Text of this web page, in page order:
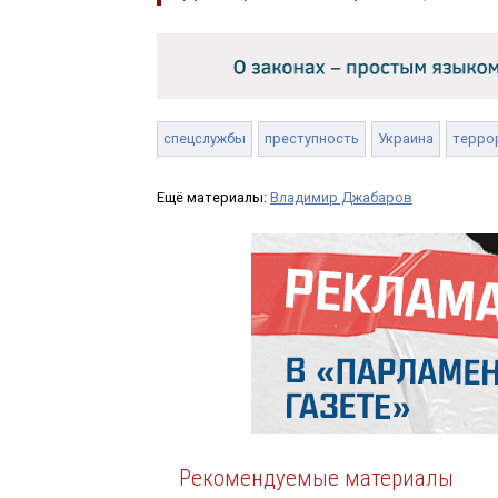
спецслужбы преступность Украина
Ещё материалы: Владимир Джабаров
Рекомендуемые материалы